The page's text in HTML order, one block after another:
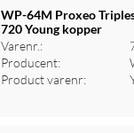
Log ind
WP-64M Proxeo
720 Young kopper
Varenr.:
Producent:
Product varenr: